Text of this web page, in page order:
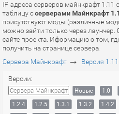
IP адреса серверов майнкрафт 1.11
таблицу ссерверами Майнкрафт
присутствуют моды (различные
можно зайти только через
сайте проекта. Иформацию о том,
получить на странице сервера.
Сервера Майнкрафт → Версия 1.11
Версии:
Сервера Майнкрафт Новые 1.0
1.2.4
1.2.5 1.3.1 1.3.2 1.4.2